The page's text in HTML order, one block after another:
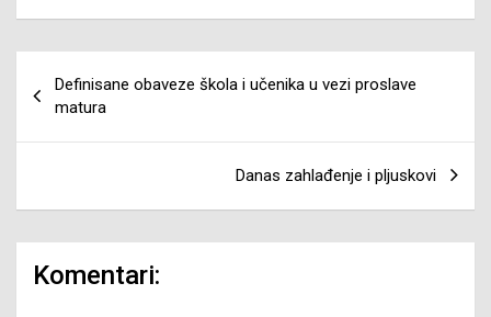
članaka
Definisane obaveze škola i učenika u vezi proslave
matura
Danas zahlađenje i pljuskovi
Komentari: